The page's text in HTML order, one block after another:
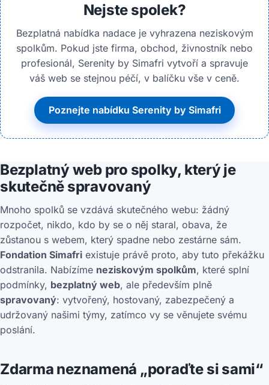
Nejste spolek?
Bezplatná nabídka nadace je vyhrazena neziskovým
spolkům. Pokud jste firma, obchod, živnostník nebo
profesionál, Serenity by Simafri vytvoří a spravuje
váš web se stejnou péčí, v balíčku vše v ceně.
Poznejte nabídku Serenity by Simafri
Bezplatný web pro spolky, který je
skutečně spravovaný
Mnoho spolků se vzdává skutečného webu: žádný
rozpočet, nikdo, kdo by se o něj staral, obava, že
zůstanou s webem, který spadne nebo zestárne sám.
Fondation Simafri existuje právě proto, aby tuto překážku
odstranila. Nabízíme neziskovým spolkům, které splní
podmínky, bezplatný web, ale především plně
spravovaný: vytvořený, hostovaný, zabezpečený a
udržovaný našimi týmy, zatímco vy se věnujete svému
poslání.
Zdarma neznamená „poraďte si sami“